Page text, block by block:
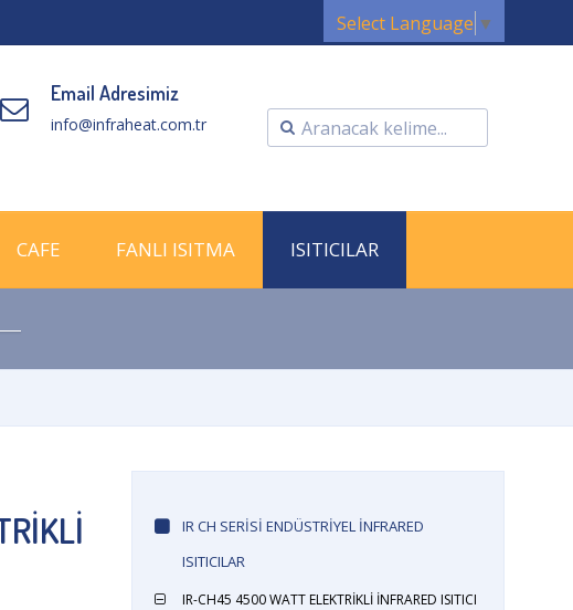
Select Language ▼
Email Adresimiz
info@infraheat.com.tr
CAFE FANLI ISITMA ISITICILAR
IR CH SERİSİ ENDÜSTRİYEL İNFRARED
ISITICILAR
IR-CH45 4500 WATT ELEKTRİKLİ İNFRARED ISITICI